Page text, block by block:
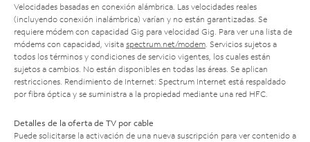
Velocidades basadas en conexión alámbrica. Las velocidades reales
(incluyendo conexión inalámbrica) varían y no están garantizadas. Se
requiere módem con capacidad Gig para velocidad Gig. Para ver una lista de
módems con capacidad, visita spectrum.net/modem . Servicios sujetos a
todos los términos y condiciones de servicio vigentes, los cuales están
sujetos a cambios. No están disponibles en todas las áreas. Se aplican
restricciones. Rendimiento de Internet: Spectrum Internet está respaldado
por fibra óptica y se suministra a la propiedad mediante una red HFC.
Detalles de la oferta de TV por cable
Puede solicitarse la activación de una nueva suscripción para ver contenido a